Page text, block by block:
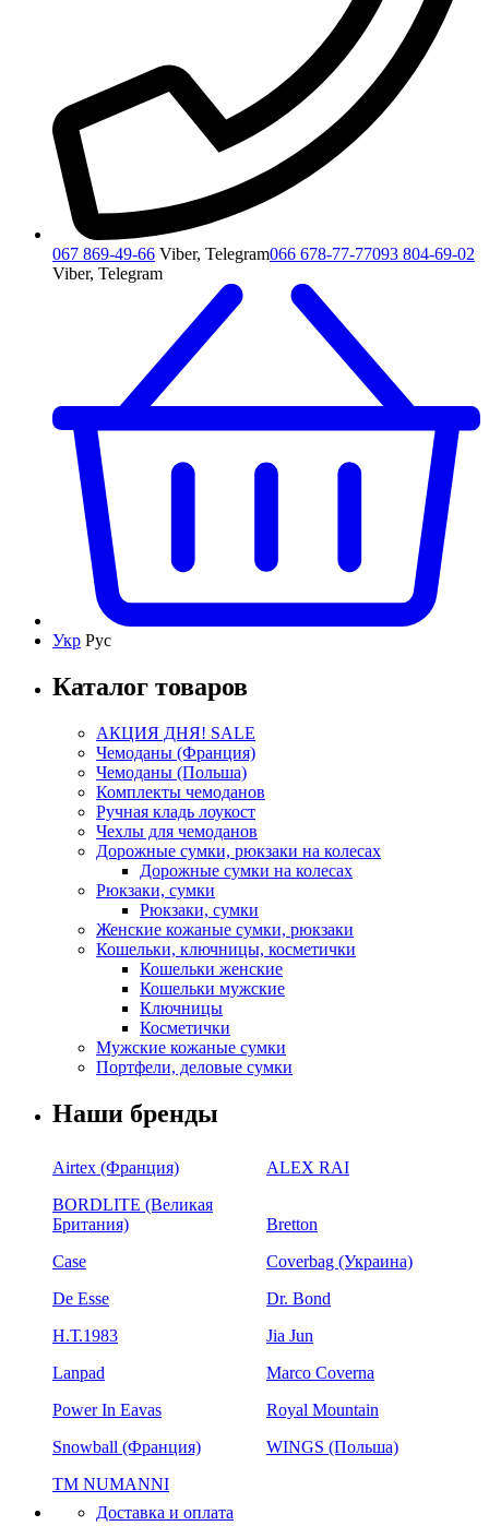
067 869-49-66 Viber, Telegram066 678-77-77093 804-69-02
Viber, Telegram
Укр Рус
Каталог товаров
АКЦИЯ ДНЯ! SALE
Чемоданы (Франция)
Чемоданы (Польша)
Комплекты чемоданов
Ручная кладь лоукост
Чехлы для чемоданов
Дорожные сумки, рюкзаки на колесах
Дорожные сумки на колесах
Рюкзаки, сумки
Рюкзаки, сумки
Женские кожаные сумки, рюкзаки
Кошельки, ключницы, косметички
Кошельки женские
Кошельки мужские
Ключницы
Косметички
Мужские кожаные сумки
Портфели, деловые сумки
Наши бренды
Airtex (Франция)
ALEX RAI
BORDLITE (Великая
Британия)
Bretton
Case
Coverbag (Украина)
De Esse
Dr. Bond
H.Т.1983
Jia Jun
Lanpad
Marco Coverna
Power In Eavas
Royal Mountain
Snowball (Франция)
WINGS (Польша)
ТМ NUMANNI
Доставка и оплата